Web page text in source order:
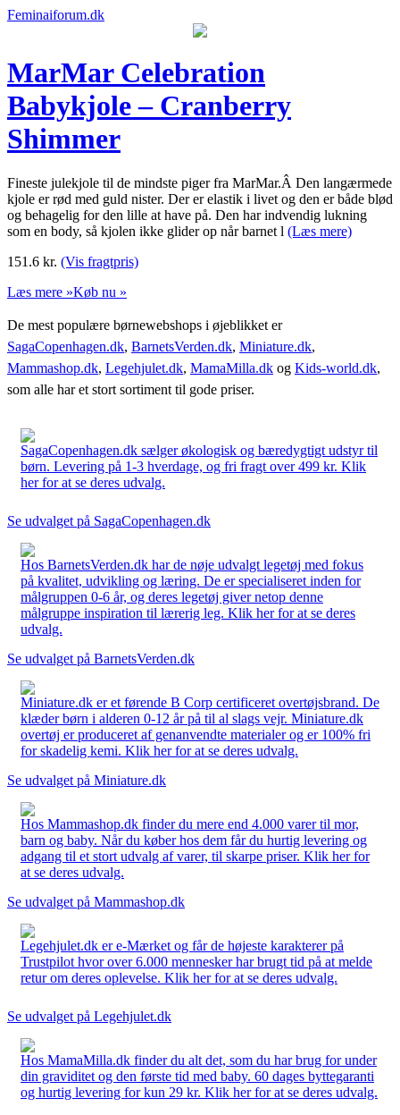
Feminaiforum.dk
MarMar Celebration
Babykjole – Cranberry
Shimmer
Fineste julekjole til de mindste piger fra MarMar.Â Den langærmede
kjole er rød med guld nister. Der er elastik i livet og den er både blød
og behagelig for den lille at have på. Den har indvendig lukning
som en body, så kjolen ikke glider op når barnet l (Læs mere)
151.6 kr. (Vis fragtpris)
Læs mere »Køb nu »
De mest populære børnewebshops i øjeblikket er
SagaCopenhagen.dk, BarnetsVerden.dk, Miniature.dk,
Mammashop.dk, Legehjulet.dk, MamaMilla.dk og Kids-world.dk,
som alle har et stort sortiment til gode priser.
SagaCopenhagen.dk sælger økologisk og bæredygtigt udstyr til
børn. Levering på 1-3 hverdage, og fri fragt over 499 kr. Klik
her for at se deres udvalg.
Se udvalget på SagaCopenhagen.dk
Hos BarnetsVerden.dk har de nøje udvalgt legetøj med fokus
på kvalitet, udvikling og læring. De er specialiseret inden for
målgruppen 0-6 år, og deres legetøj giver netop denne
målgruppe inspiration til lærerig leg. Klik her for at se deres
udvalg.
Se udvalget på BarnetsVerden.dk
Miniature.dk er et førende B Corp certificeret overtøjsbrand. De
klæder børn i alderen 0-12 år på til al slags vejr. Miniature.dk
overtøj er produceret af genanvendte materialer og er 100% fri
for skadelig kemi. Klik her for at se deres udvalg.
Se udvalget på Miniature.dk
Hos Mammashop.dk finder du mere end 4.000 varer til mor,
barn og baby. Når du køber hos dem får du hurtig levering og
adgang til et stort udvalg af varer, til skarpe priser. Klik her for
at se deres udvalg.
Se udvalget på Mammashop.dk
Legehjulet.dk er e-Mærket og får de højeste karakterer på
Trustpilot hvor over 6.000 mennesker har brugt tid på at melde
retur om deres oplevelse. Klik her for at se deres udvalg.
Se udvalget på Legehjulet.dk
Hos MamaMilla.dk finder du alt det, som du har brug for under
din graviditet og den første tid med baby. 60 dages byttegaranti
og hurtig levering for kun 29 kr. Klik her for at se deres udvalg.